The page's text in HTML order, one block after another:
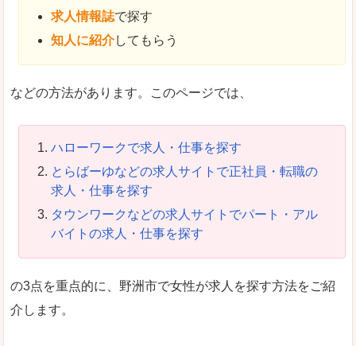
求人情報誌で探す
知人に紹介してもらう
などの方法があります。このページでは、
ハローワークで求人・仕事を探す
とらばーゆなどの求人サイトで正社員・転職の
求人・仕事を探す
タウンワークなどの求人サイトでパート・アル
バイトの求人・仕事を探す
の3点を重点的に、野洲市で女性が求人を探す方法をご紹
介します。